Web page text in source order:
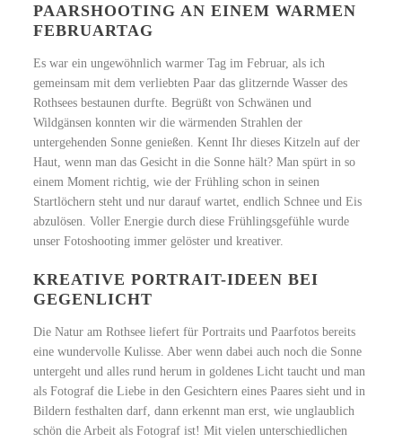
PAARSHOOTING AN EINEM WARMEN
FEBRUARTAG
Es war ein ungewöhnlich warmer Tag im Februar, als ich
gemeinsam mit dem verliebten Paar das glitzernde Wasser des
Rothsees bestaunen durfte. Begrüßt von Schwänen und
Wildgänsen konnten wir die wärmenden Strahlen der
untergehenden Sonne genießen. Kennt Ihr dieses Kitzeln auf der
Haut, wenn man das Gesicht in die Sonne hält? Man spürt in so
einem Moment richtig, wie der Frühling schon in seinen
Startlöchern steht und nur darauf wartet, endlich Schnee und Eis
abzulösen. Voller Energie durch diese Frühlingsgefühle wurde
unser Fotoshooting immer gelöster und kreativer.
KREATIVE PORTRAIT-IDEEN BEI
GEGENLICHT
Die Natur am Rothsee liefert für Portraits und Paarfotos bereits
eine wundervolle Kulisse. Aber wenn dabei auch noch die Sonne
untergeht und alles rund herum in goldenes Licht taucht und man
als Fotograf die Liebe in den Gesichtern eines Paares sieht und in
Bildern festhalten darf, dann erkennt man erst, wie unglaublich
schön die Arbeit als Fotograf ist! Mit vielen unterschiedlichen